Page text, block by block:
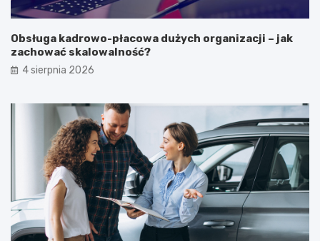
Obsługa kadrowo-płacowa dużych organizacji – jak
zachować skalowalność?
4 sierpnia 2026